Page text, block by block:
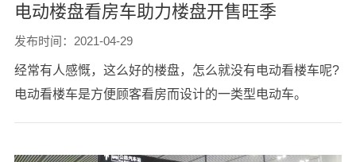
电动楼盘看房车助力楼盘开售旺季
发布时间：2021-04-29
经常有人感慨，这么好的楼盘，怎么就没有电动看楼车呢?
电动看楼车是方便顾客看房而设计的一类型电动车。